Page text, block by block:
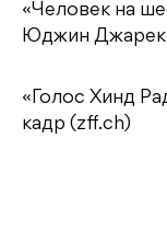
«Человек на
Юджин
«Голос Хинд
кадр (zff.ch)